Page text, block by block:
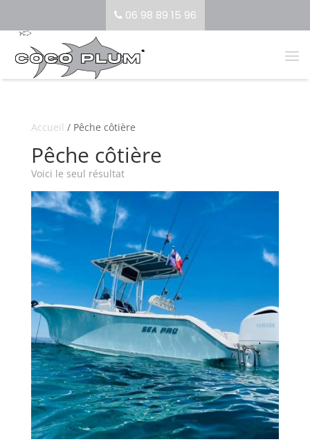
06 98 89 15 96
Accueil / Pêche côtière
Pêche côtière
Voici le seul résultat